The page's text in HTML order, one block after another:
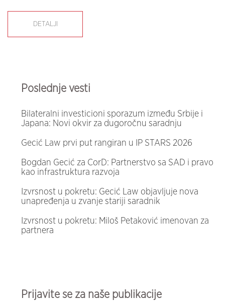
DETALJI
Poslednje vesti
Bilateralni investicioni sporazum između Srbije i
Japana: Novi okvir za dugoročnu saradnju
Gecić Law prvi put rangiran u IP STARS 2026
Bogdan Gecić za CorD: Partnerstvo sa SAD i pravo
kao infrastruktura razvoja
Izvrsnost u pokretu: Gecić Law objavljuje nova
unapređenja u zvanje stariji saradnik
Izvrsnost u pokretu: Miloš Petaković imenovan za
partnera
Prijavite se za naše publikacije